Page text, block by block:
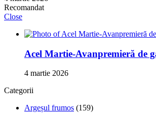
Recomandat
Close
Acel Martie-Avanpremieră de
4 martie 2026
Categorii
Argeșul frumos (159)